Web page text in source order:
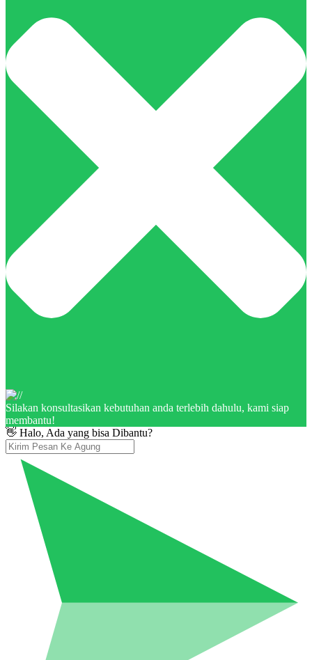
Silakan konsultasikan kebutuhan anda terlebih dahulu, kami siap
membantu!
👋 Halo, Ada yang bisa Dibantu?